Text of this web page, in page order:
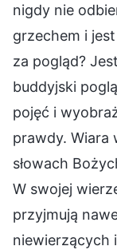
nigdy nie
grzechem i
za pogląd?
buddyjski
pojęć i
prawdy. Wiara
słowach
W swojej
przyjmują
niewierzących